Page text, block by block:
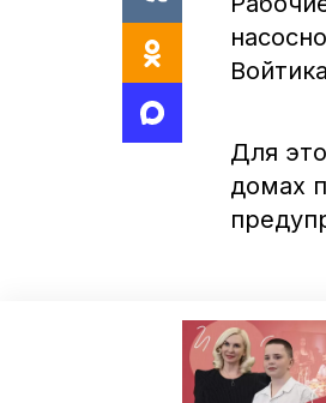
Для
домах